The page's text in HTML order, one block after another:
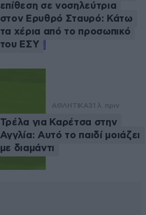
επίθεση σε νοσηλεύτρια
στον Ερυθρό Σταυρό: Κάτω
τα χέρια από το προσωπικό
του ΕΣΥ
ΑΘΛΗΤΙΚΑ31 λ. πριν
Τρέλα για Καρέτσα στην
Αγγλία: Αυτό το παιδί μοιάζει
με διαμάντι